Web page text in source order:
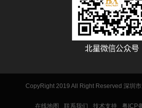
CopyRight 2019 All Right Reserved 深圳市
在线地图 联系我们 技术支持 粤ICP